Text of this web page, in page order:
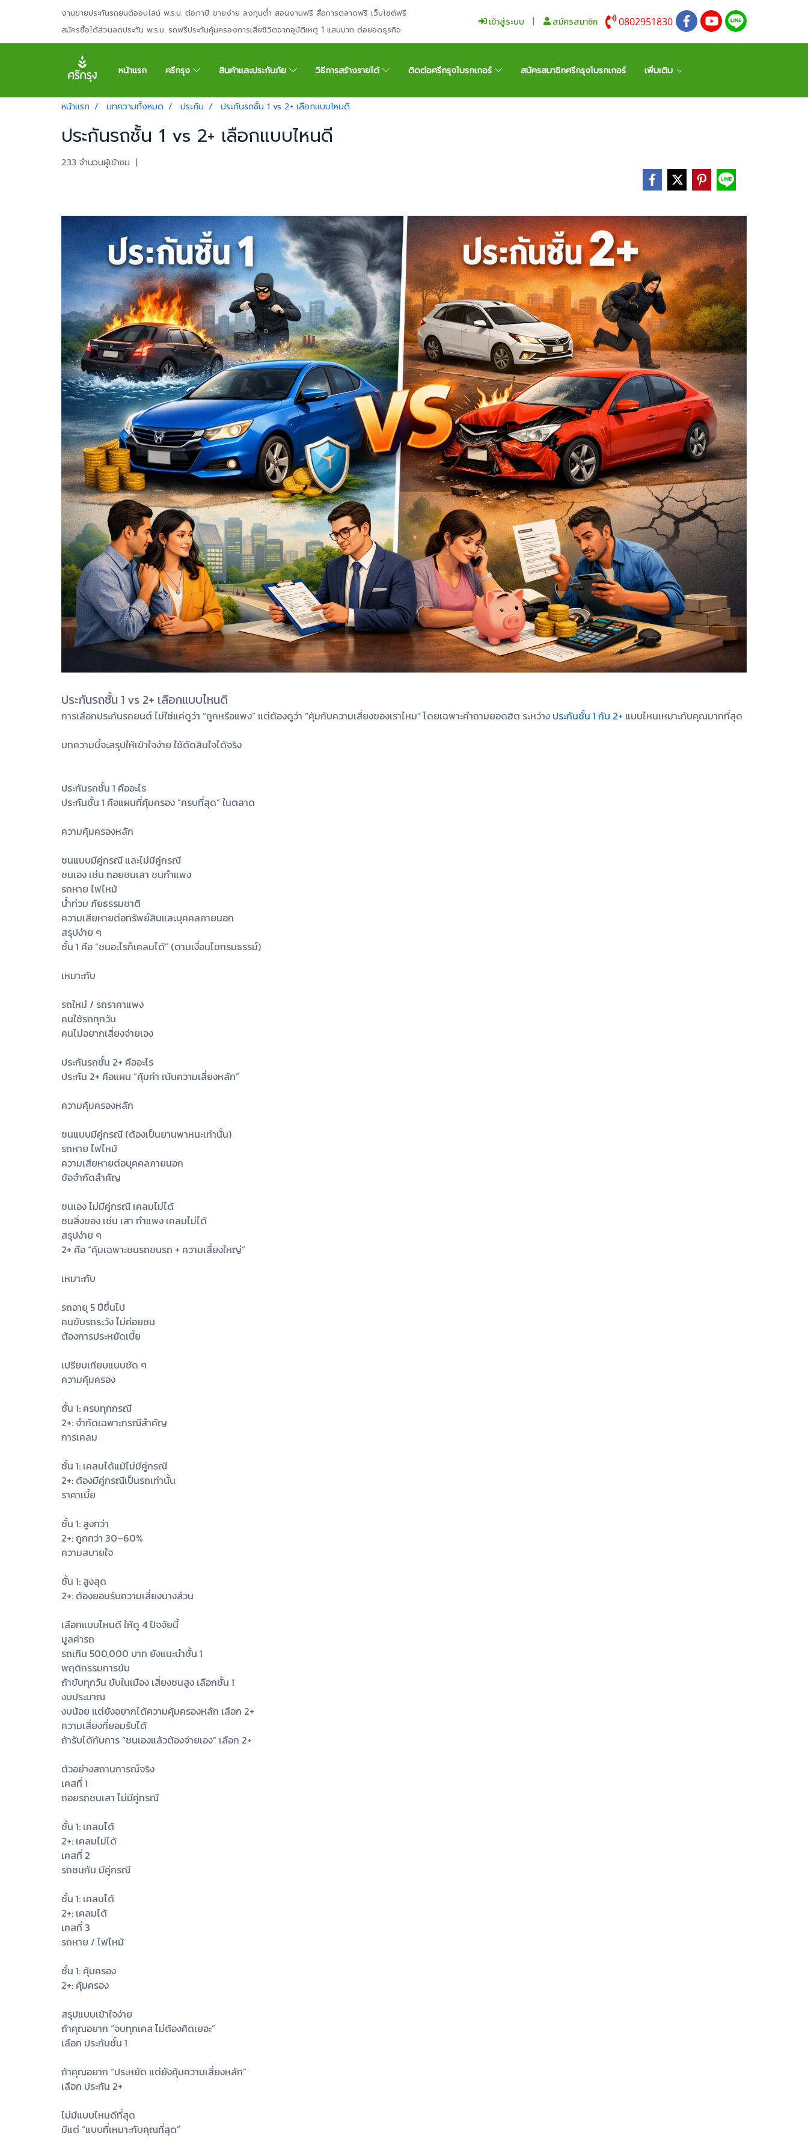
งานขายประกันรถยนต์ออนไลน์ พ.ร.บ. ต่อภาษี ขายง่าย ลงทุนต่ำ สอนงานฟรี สื่อการตลาดฟรี เว็บไซต์ฟรี
สมัครซื้อได้ส่วนลดประกัน พ.ร.บ. รถฟรีประกันคุ้มครองการเสียชีวิตจากอุบัติเหตุ 1 แสนบาท ต่อยอดธุรกิจ
เข้าสู่ระบบ สมัครสมาชิก 0802951830
หน้าแรก ศรีกรุง สินค้าและประกันภัย วิธีการสร้างรายได้ ติดต่อศรีกรุงโบรกเกอร์ สมัครสมาชิกศรีกรุงโบรกเกอร์ เพิ่มเติม
หน้าแรก บทความทั้งหมด ประกัน ประกันรถชั้น 1 vs 2+ เลือกแบบไหนดี
ประกันรถชั้น 1 vs 2+ เลือกแบบไหนดี
233 จำนวนผู้เข้าชม |
ประกันรถชั้น 1 vs 2+ เลือกแบบไหนดี
การเลือกประกันรถยนต์ ไม่ใช่แค่ดูว่า “ถูกหรือแพง” แต่ต้องดูว่า “คุ้มกับความเสี่ยงของเราไหม” โดยเฉพาะคำถามยอดฮิต ระหว่าง ประกันชั้น 1 กับ 2+ แบบไหนเหมาะกับคุณมากที่สุด
บทความนี้จะสรุปให้เข้าใจง่าย ใช้ตัดสินใจได้จริง
ประกันรถชั้น 1 คืออะไร
ประกันชั้น 1 คือแผนที่คุ้มครอง “ครบที่สุด” ในตลาด
ความคุ้มครองหลัก
ชนแบบมีคู่กรณี และไม่มีคู่กรณี
ชนเอง เช่น ถอยชนเสา ชนกำแพง
รถหาย ไฟไหม้
น้ำท่วม ภัยธรรมชาติ
ความเสียหายต่อทรัพย์สินและบุคคลภายนอก
สรุปง่าย ๆ
ชั้น 1 คือ “ชนอะไรก็เคลมได้” (ตามเงื่อนไขกรมธรรม์)
เหมาะกับ
รถใหม่ / รถราคาแพง
คนใช้รถทุกวัน
คนไม่อยากเสี่ยงจ่ายเอง
ประกันรถชั้น 2+ คืออะไร
ประกัน 2+ คือแผน “คุ้มค่า เน้นความเสี่ยงหลัก”
ความคุ้มครองหลัก
ชนแบบมีคู่กรณี (ต้องเป็นยานพาหนะเท่านั้น)
รถหาย ไฟไหม้
ความเสียหายต่อบุคคลภายนอก
ข้อจำกัดสำคัญ
ชนเอง ไม่มีคู่กรณี เคลมไม่ได้
ชนสิ่งของ เช่น เสา กำแพง เคลมไม่ได้
สรุปง่าย ๆ
2+ คือ “คุ้มเฉพาะชนรถชนรถ + ความเสี่ยงใหญ่”
เหมาะกับ
รถอายุ 5 ปีขึ้นไป
คนขับรถระวัง ไม่ค่อยชน
ต้องการประหยัดเบี้ย
เปรียบเทียบแบบชัด ๆ
ความคุ้มครอง
ชั้น 1: ครบทุกกรณี
2+: จำกัดเฉพาะกรณีสำคัญ
การเคลม
ชั้น 1: เคลมได้แม้ไม่มีคู่กรณี
2+: ต้องมีคู่กรณีเป็นรถเท่านั้น
ราคาเบี้ย
ชั้น 1: สูงกว่า
2+: ถูกกว่า 30–60%
ความสบายใจ
ชั้น 1: สูงสุด
2+: ต้องยอมรับความเสี่ยงบางส่วน
เลือกแบบไหนดี ให้ดู 4 ปัจจัยนี้
มูลค่ารถ
รถเกิน 500,000 บาท ยังแนะนำชั้น 1
พฤติกรรมการขับ
ถ้าขับทุกวัน ขับในเมือง เสี่ยงชนสูง เลือกชั้น 1
งบประมาณ
งบน้อย แต่ยังอยากได้ความคุ้มครองหลัก เลือก 2+
ความเสี่ยงที่ยอมรับได้
ถ้ารับได้กับการ “ชนเองแล้วต้องจ่ายเอง” เลือก 2+
ตัวอย่างสถานการณ์จริง
เคสที่ 1
ถอยรถชนเสา ไม่มีคู่กรณี
ชั้น 1: เคลมได้
2+: เคลมไม่ได้
เคสที่ 2
รถชนกัน มีคู่กรณี
ชั้น 1: เคลมได้
2+: เคลมได้
เคสที่ 3
รถหาย / ไฟไหม้
ชั้น 1: คุ้มครอง
2+: คุ้มครอง
สรุปแบบเข้าใจง่าย
ถ้าคุณอยาก “จบทุกเคส ไม่ต้องคิดเยอะ”
เลือก ประกันชั้น 1
ถ้าคุณอยาก “ประหยัด แต่ยังคุ้มความเสี่ยงหลัก”
เลือก ประกัน 2+
ไม่มีแบบไหนดีที่สุด
มีแต่ “แบบที่เหมาะกับคุณที่สุด”